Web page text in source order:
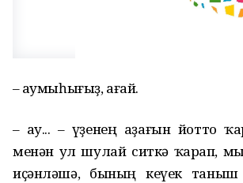
– Һаумыһығыҙ, ағай.
– Һау... – Һүҙенең аҙағын йотто
менән ул шулай ситкә ҡарап,
иҫәнләшә, бының кеүек таныш